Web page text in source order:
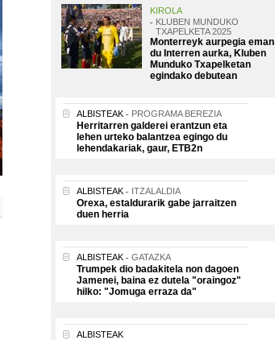
KIROLA
KLUBEN MUNDUKO
TXAPELKETA 2025
Monterreyk aurpegia eman
du Interren aurka, Kluben
Munduko Txapelketan
egindako debutean
ALBISTEAK PROGRAMA BEREZIA
Herritarren galderei erantzun eta
lehen urteko balantzea egingo du
lehendakariak, gaur, ETB2n
ALBISTEAK ITZALALDIA
Orexa, estaldurarik gabe jarraitzen
duen herria
ALBISTEAK GATAZKA
Trumpek dio badakitela non dagoen
Jamenei, baina ez dutela "oraingoz"
hilko: "Jomuga erraza da"
ALBISTEAK